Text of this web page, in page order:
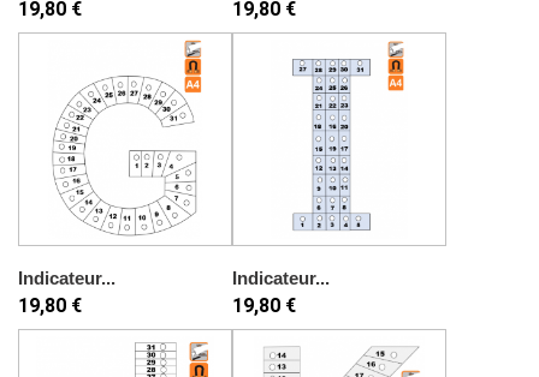
19,80 € 19,80 €
Indicateur...
19,80 €
Indicateur...
19,80 €